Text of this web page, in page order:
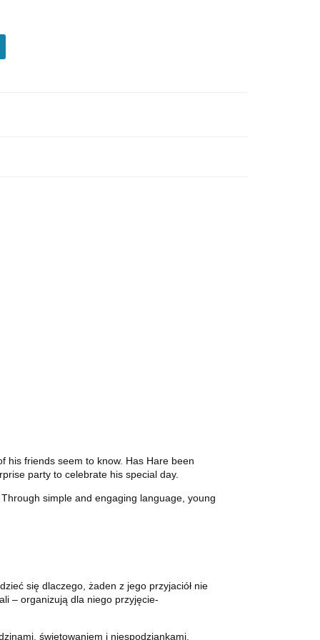
his friends seem to know. Has Hare been
party to celebrate his special day.
simple and engaging language, young
się dlaczego, żaden z jego przyjaciół nie
– organizują dla niego przyjęcie-
świętowaniem i niespodziankami.